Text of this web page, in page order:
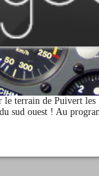
terrain de Puivert
sud ouest ! Au